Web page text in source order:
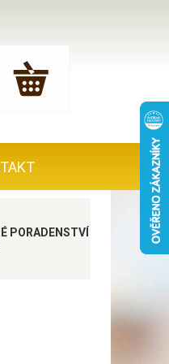
PORADENSTVÍ